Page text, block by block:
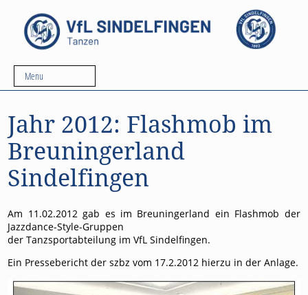
Menu
Jahr 2012: Flashmob im
Breuningerland
Sindelfingen
Am 11.02.2012 gab es im Breuningerland ein Flashmob der
Jazzdance-Style-Gruppen
der Tanzsportabteilung im VfL Sindelfingen.
Ein Pressebericht der szbz vom 17.2.2012 hierzu in der Anlage.